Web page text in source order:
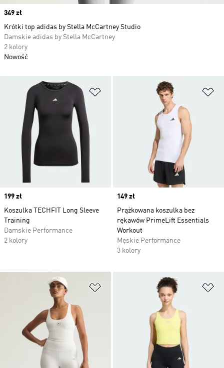
Dodaj do listy życzeń
Price
199 zł
Koszulka TECHFIT Long Sleeve
Training
Damskie Performance
2 kolory
Price
149 zł
Prążkowana koszulka bez
rękawów PrimeLift Essentials
Workout
Męskie Performance
3 kolory
Dodaj do listy życzeń
Price
349 zł
Krótki top adidas by Stella McCartney Studio
Damskie adidas by Stella McCartney
2 kolory
Nowość